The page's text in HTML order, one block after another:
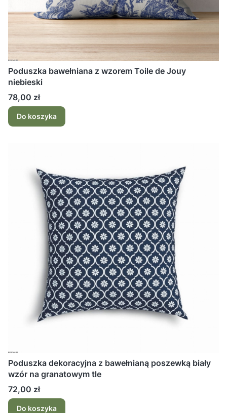
Poduszka bawełniana z wzorem Toile de Jouy
niebieski
Cena
78,00 zł
Do koszyka
Poduszka dekoracyjna z bawełnianą poszewką biały
wzór na granatowym tle
Cena
72,00 zł
Do koszyka